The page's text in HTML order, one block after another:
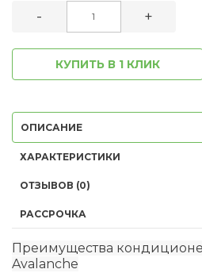
- +
КУПИТЬ В 1 КЛИК
ОПИСАНИЕ
ХАРАКТЕРИСТИКИ
ОТЗЫВОВ (0)
РАССРОЧКА
Преимущества
Avalanche